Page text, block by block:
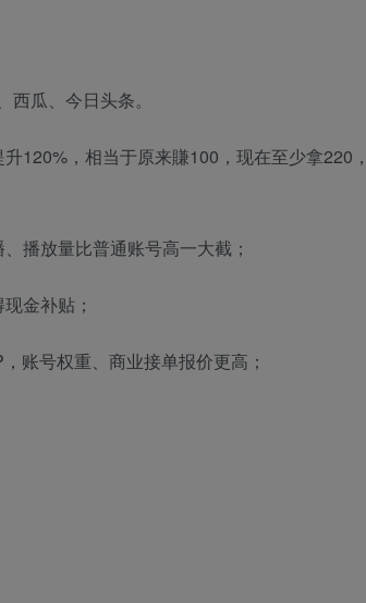
瓜、今日头条。
120%，相当于原来賺100，现在至少拿220
播放量比普通账号高一大截；
金补贴；
账号权重、商业接单报价更高；